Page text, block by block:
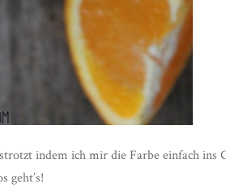
indem ich mir die Farbe einfach ins
geht’s!